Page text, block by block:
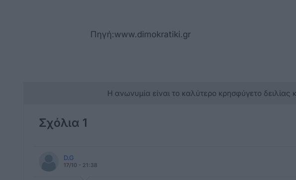
Πηγή:www.dimokratiki.gr
Η ανωνυμία είναι το καλύτερο κρησφύγετο δειλίας
Σχόλια 1
D.G
17/10 - 21:38